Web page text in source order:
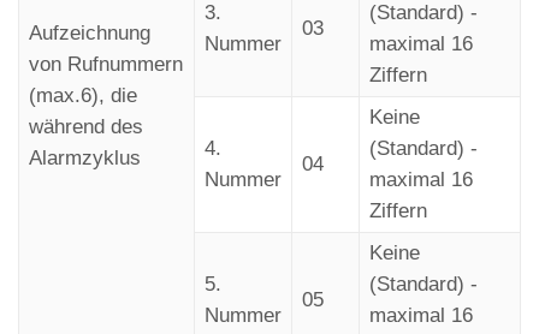
Aufzeichnung
von Rufnummern
(max.6), die
während des
Alarmzyklus
3.
Nummer
03
(Standard) -
maximal 16
Ziffern
4.
Nummer
04
Keine
(Standard) -
maximal 16
Ziffern
5.
Nummer
05
Keine
(Standard) -
maximal 16